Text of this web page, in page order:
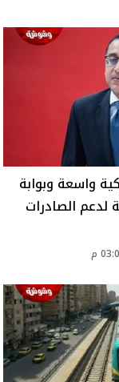
واسعة وبوابة
لدعم الصادرات